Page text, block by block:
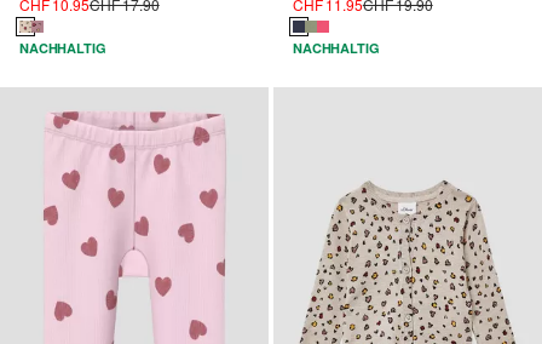
CHF 10.95CHF 17.90
NACHHALTIG
CHF 11.95CHF 19.90
NACHHALTIG